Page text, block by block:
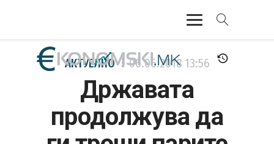
АКТУЕЛНО
ЕКОНОМИЈА
ФИНАНСИИ
АКТУЕЛНО 06.06.2018 13:56
Државата
продолжува да